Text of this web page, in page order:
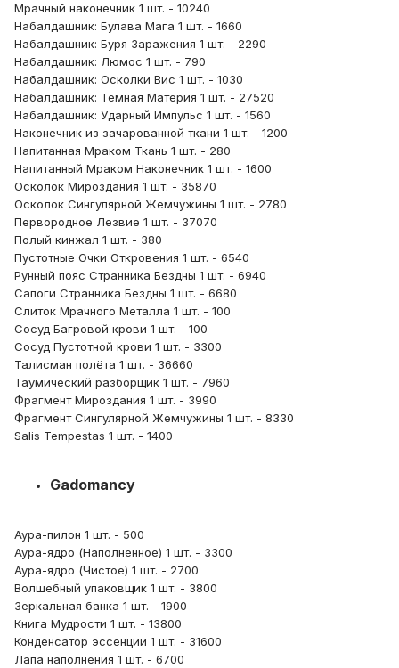
Мрачный наконечник 1 шт. - 10240
Набалдашник: Булава Мага 1 шт. - 1660
Набалдашник: Буря Заражения 1 шт. - 2290
Набалдашник: Люмос 1 шт. - 790
Набалдашник: Осколки Вис 1 шт. - 1030
Набалдашник: Темная Материя 1 шт. - 27520
Набалдашник: Ударный Импульс 1 шт. - 1560
Наконечник из зачарованной ткани 1 шт. - 1200
Напитанная Мраком Ткань 1 шт. - 280
Напитанный Мраком Наконечник 1 шт. - 1600
Осколок Мироздания 1 шт. - 35870
Осколок Сингулярной Жемчужины 1 шт. - 2780
Первородное Лезвие 1 шт. - 37070
Полый кинжал 1 шт. - 380
Пустотные Очки Откровения 1 шт. - 6540
Рунный пояс Странника Бездны 1 шт. - 6940
Сапоги Странника Бездны 1 шт. - 6680
Слиток Мрачного Металла 1 шт. - 100
Сосуд Багровой крови 1 шт. - 100
Сосуд Пустотной крови 1 шт. - 3300
Талисман полёта 1 шт. - 36660
Таумический разборщик 1 шт. - 7960
Фрагмент Мироздания 1 шт. - 3990
Фрагмент Сингулярной Жемчужины 1 шт. - 8330
Salis Tempestas 1 шт. - 1400
Gadomancy
Аура-пилон 1 шт. - 500
Аура-ядро (Наполненное) 1 шт. - 3300
Аура-ядро (Чистое) 1 шт. - 2700
Волшебный упаковщик 1 шт. - 3800
Зеркальная банка 1 шт. - 1900
Книга Мудрости 1 шт. - 13800
Конденсатор эссенции 1 шт. - 31600
Лапа наполнения 1 шт. - 6700